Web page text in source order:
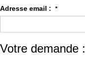
Adresse email : *
Votre demande :